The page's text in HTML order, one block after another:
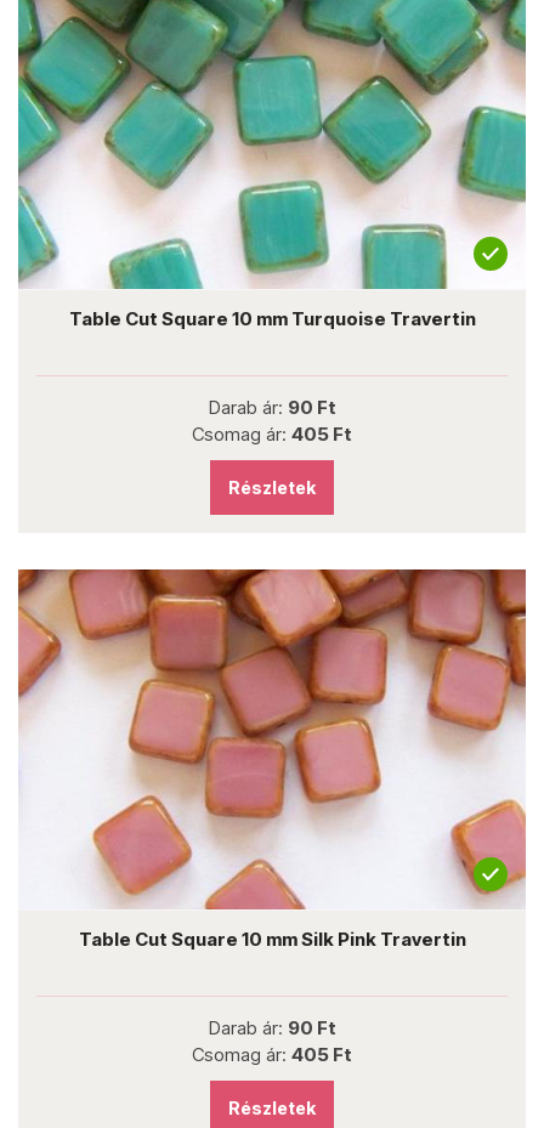
Table Cut Square 10 mm Turquoise Travertin
Darab ár: 90 Ft
Csomag ár: 405 Ft
Részletek
Table Cut Square 10 mm Silk Pink Travertin
Darab ár: 90 Ft
Csomag ár: 405 Ft
Részletek